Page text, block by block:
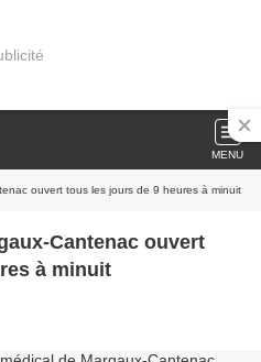
MENU
ouvert tous les jours de 9 heures à minuit
Cantenac ouvert
à minuit